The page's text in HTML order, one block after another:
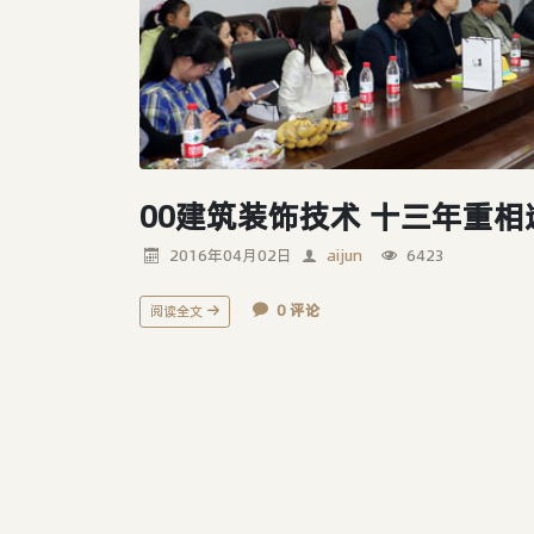
00建筑装饰技术 十三年重相
2016年04月02日 aijun 6423
阅读全文 0 评论